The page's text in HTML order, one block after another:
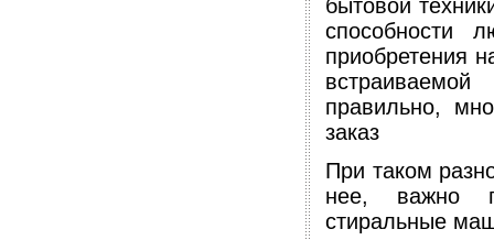
бытовой
способности
приобретения
правильно,
заказ
При таком
нее, важно
стиральные